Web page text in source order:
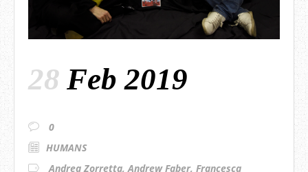
28 Feb 2019
0
HUMANS
Andrea Zorretta,Andrew Faber, Francesca